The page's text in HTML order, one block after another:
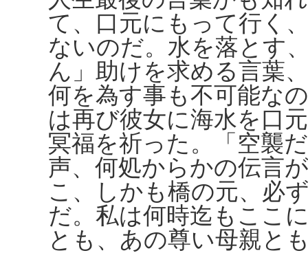
て、口元にもって行く
ないのだ。水を落とす
ん」助けを求める言葉
何を為す事も不可能な
は再び彼女に海水を口
冥福を祈った。「空襲
声、何処からかの伝言
こ、しかも橋の元、必
だ。私は何時迄もここ
とも、あの尊い母親と